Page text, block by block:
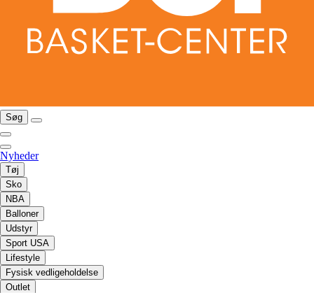
Søg
Nyheder
Tøj
Sko
NBA
Balloner
Udstyr
Sport USA
Lifestyle
Fysisk vedligeholdelse
Outlet